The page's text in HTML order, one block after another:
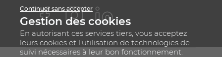
Continuer sans accepter
Gestion des cookies
En autorisant ces services tiers, vous acceptez
leurs cookies et l'utilisation de technologies de
suivi nécessaires à leur bon fonctionnement.